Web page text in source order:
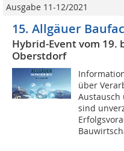
Ausgabe 11-12/2021
15. Allgäuer
Hybrid-Event vom 19.
Oberstdorf
über
Austausch
sind